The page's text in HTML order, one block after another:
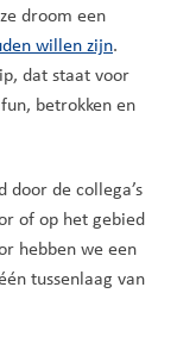
droom een
willen zijn.
dat staat voor
betrokken en
door de collega’s
of op het gebied
hebben we een
tussenlaag van